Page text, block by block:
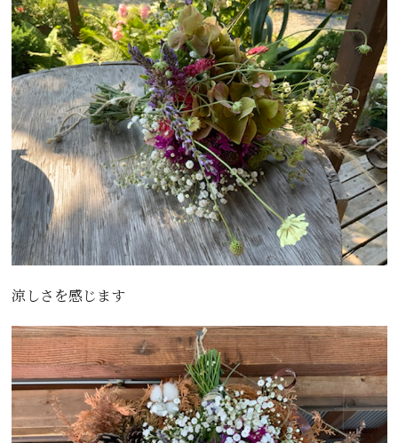
涼しさを感じます